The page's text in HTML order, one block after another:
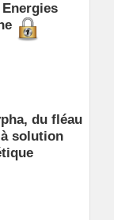
Energies
du fléau
solution